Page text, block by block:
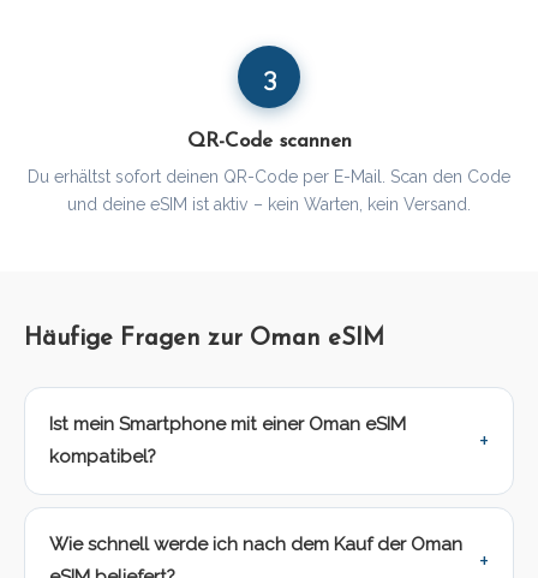
3
QR-Code scannen
Du erhältst sofort deinen QR-Code per E-Mail. Scan den Code
und deine eSIM ist aktiv – kein Warten, kein Versand.
Häufige Fragen zur Oman eSIM
Ist mein Smartphone mit einer Oman eSIM
kompatibel?
Wie schnell werde ich nach dem Kauf der Oman